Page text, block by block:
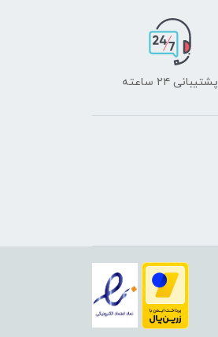
پشتیبانی ۲۴ ساعته